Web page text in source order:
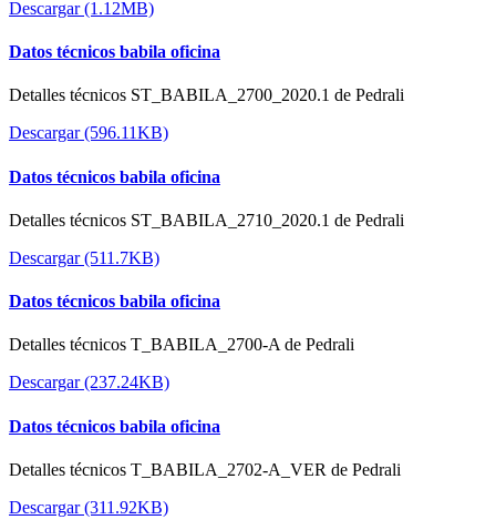
Descargar (1.12MB)
Datos técnicos babila oficina
Detalles técnicos ST_BABILA_2700_2020.1 de Pedrali
Descargar (596.11KB)
Datos técnicos babila oficina
Detalles técnicos ST_BABILA_2710_2020.1 de Pedrali
Descargar (511.7KB)
Datos técnicos babila oficina
Detalles técnicos T_BABILA_2700-A de Pedrali
Descargar (237.24KB)
Datos técnicos babila oficina
Detalles técnicos T_BABILA_2702-A_VER de Pedrali
Descargar (311.92KB)